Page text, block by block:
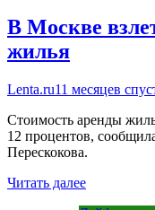
В Москве
жилья
Lenta.ru11 месяцев
Стоимость аренды
12 процентов,
Перескокова.
Читать далее